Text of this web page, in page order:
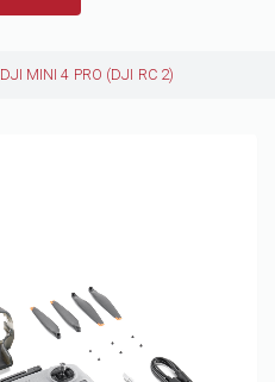
DJI MINI 4 PRO (DJI RC 2)